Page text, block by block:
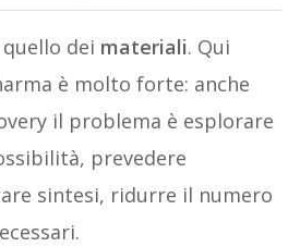
dei materiali. Qui
è molto forte: anche
il problema è esplorare
prevedere
sintesi, ridurre il numero